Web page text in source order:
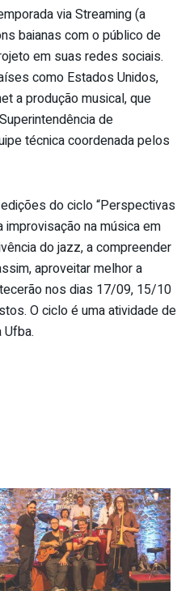
via Streaming (a
baianas com o público de
em suas redes sociais.
como Estados Unidos,
a produção musical, que
de
técnica coordenada pelos
do ciclo “Perspectivas
na música em
do jazz, a compreender
aproveitar melhor a
nos dias 17/09, 15/10
O ciclo é uma atividade de